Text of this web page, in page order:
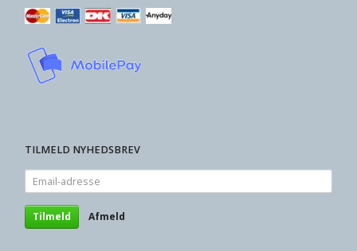
TILMELD NYHEDSBREV
Email-
adresse
Tilmeld Afmeld